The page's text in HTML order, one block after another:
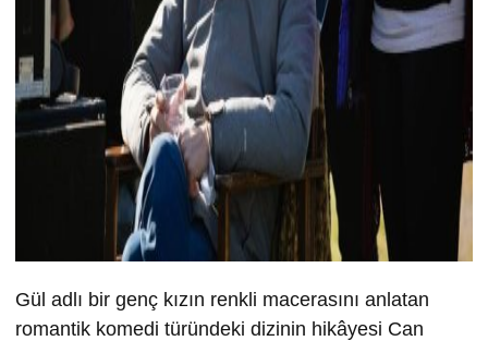
Gül adlı bir genç kızın renkli macerasını anlatan
romantik komedi türündeki dizinin hikâyesi Can